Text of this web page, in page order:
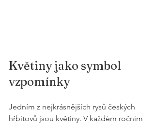
Květiny jako symbol
vzpomínky
Jedním z nejkrásnějších rysů českých
hřbitovů jsou květiny. V každém ročním